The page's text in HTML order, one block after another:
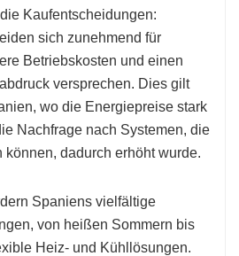
Kaufentscheidungen:
sich zunehmend für
Betriebskosten und einen
versprechen. Dies gilt
wo die Energiepreise stark
Nachfrage nach Systemen, die
dadurch erhöht wurde.
Spaniens vielfältige
von heißen Sommern bis
Heiz- und Kühllösungen.